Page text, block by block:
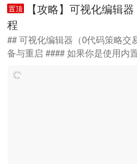
置顶
【攻略】可视化编辑
程
## 可视化编辑器（0代码策略交
备与重启 #### 如果你是使用内